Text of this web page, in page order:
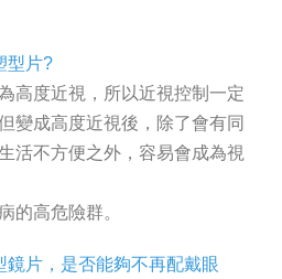
型片?
高度近視，所以近視控制一定
變成高度近視後，除了會有同
活不方便之外，容易會成為視
的高危險群。
鏡片，是否能夠不再配戴眼